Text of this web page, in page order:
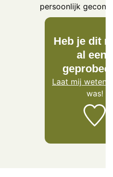
persoonlijk
Heb je dit
al eens
Laat mij weten
was!